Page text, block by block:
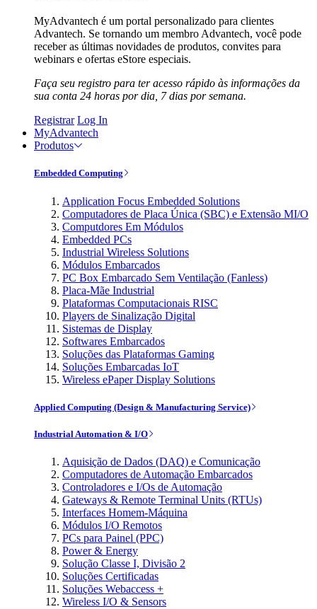
MyAdvantech é um portal personalizado para clientes
Advantech. Se tornando um membro Advantech, você pode
receber as últimas novidades de produtos, convites para
webinars e ofertas eStore especiais.
Faça seu registro para ter acesso rápido às informações da
sua conta 24 horas por dia, 7 dias por semana.
Registrar Log In
MyAdvantech
Produtos
Embedded Computing
Application Focus Embedded Solutions
Computadores de Placa Única (SBC) e Extensão MI/O
Computdores Em Módulos
Embedded PCs
Industrial Wireless Solutions
Módulos Embarcados
PC Box Embarcado Sem Ventilação (Fanless)
Placa-Mãe Industrial
Plataformas Computacionais RISC
Players de Sinalização Digital
Sistemas de Display
Softwares Embarcados
Soluções das Plataformas Gaming
Soluções Embarcadas IoT
Wireless ePaper Display Solutions
Applied Computing (Design & Manufacturing Service)
Industrial Automation & I/O
Aquisição de Dados (DAQ) e Comunicação
Computadores de Automação Embarcados
Controladores e I/Os de Automação
Gateways & Remote Terminal Units (RTUs)
Interfaces Homem-Máquina
Módulos I/O Remotos
PCs para Painel (PPC)
Power & Energy
Solução Classe I, Divisão 2
Soluções Certificadas
Soluções Webaccess +
Wireless I/O & Sensors